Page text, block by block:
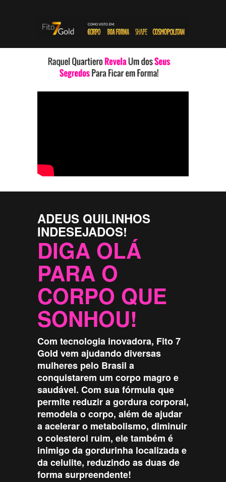
ADEUS QUILINHOS
INDESEJADOS!
DIGA OLÁ
PARA O
CORPO QUE
SONHOU!
Com tecnologia inovadora, Fito 7
Gold vem ajudando diversas
mulheres pelo Brasil a
conquistarem um corpo magro e
saudável. Com sua fórmula que
permite reduzir a gordura corporal,
remodela o corpo, além de ajudar
a acelerar o metabolismo, diminuir
o colesterol ruim, ele também é
inimigo da gordurinha localizada e
da celulite, reduzindo as duas de
forma surpreendente!